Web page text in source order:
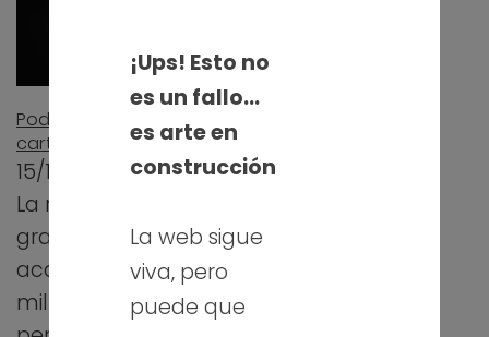
Podcasts. Tu radio a la
carta
15/10/2021
La radio es una
gran amiga que
acompaña a
millones de
¡Ups! Esto no
es un fallo…
es arte en
construcción
La web sigue
viva, pero
puede que